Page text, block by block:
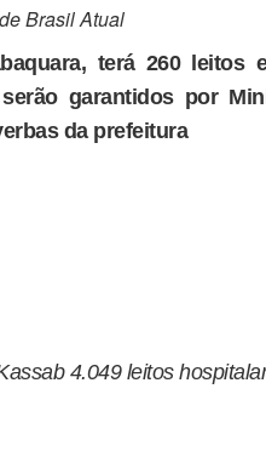
Brasil Atual
terá 260 leitos
garantidos por
da prefeitura
4.049 leitos